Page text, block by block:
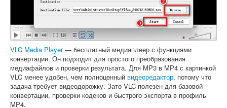
VLC Media Player— бесплатный медиаплеер с функциями
конвертации. Он подходит для простого преобразования
медиафайлов и проверки результата. Для MP3 в MP4 с картинкой
VLC менее удобен, чем полноценный видеоредактор, потому что
задача требует видеодорожку. Зато VLC полезен для базовой
конвертации, проверки кодеков и быстрого экспорта в профиль
MP4.